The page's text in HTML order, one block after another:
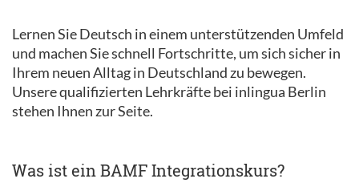
Lernen Sie Deutsch in einem unterstützenden Umfeld
und machen Sie schnell Fortschritte, um sich sicher in
Ihrem neuen Alltag in Deutschland zu bewegen.
Unsere qualifizierten Lehrkräfte bei inlingua Berlin
stehen Ihnen zur Seite.
Was ist ein BAMF Integrationskurs?